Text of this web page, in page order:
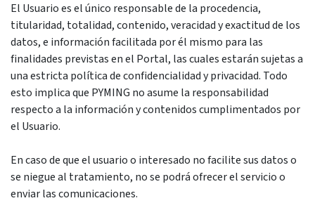
El Usuario es el único responsable de la procedencia,
titularidad, totalidad, contenido, veracidad y exactitud de los
datos, e información facilitada por él mismo para las
finalidades previstas en el Portal, las cuales estarán sujetas a
una estricta política de confidencialidad y privacidad. Todo
esto implica que PYMING no asume la responsabilidad
respecto a la información y contenidos cumplimentados por
el Usuario.
En caso de que el usuario o interesado no facilite sus datos o
se niegue al tratamiento, no se podrá ofrecer el servicio o
enviar las comunicaciones.